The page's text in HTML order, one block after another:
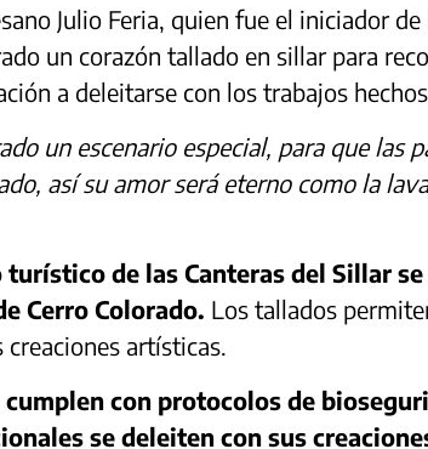
Julio Feria, quien fue el iniciador
un corazón tallado en sillar para
a deleitarse con los trabajos
un escenario especial, para que las
así su amor será eterno como la
de las Canteras del Sillar
Cerro Colorado. Los tallados
creaciones artísticas.
cumplen con protocolos de
se deleiten con sus